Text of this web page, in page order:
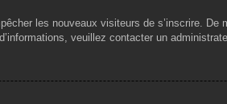
les nouveaux visiteurs de s’inscrire.
veuillez contacter un